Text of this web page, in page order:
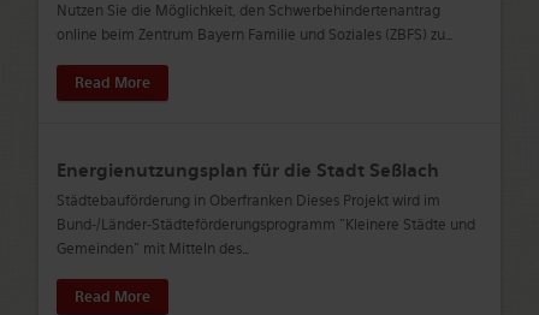
Nutzen Sie die Möglichkeit, den Schwerbehindertenantrag
online beim Zentrum Bayern Familie und Soziales (ZBFS) zu…
Read More
Energienutzungsplan für die Stadt Seßlach
Städtebauförderung in Oberfranken Dieses Projekt wird im
Bund-/Länder-Städteförderungsprogramm "Kleinere Städte und
Gemeinden" mit Mitteln des…
Read More